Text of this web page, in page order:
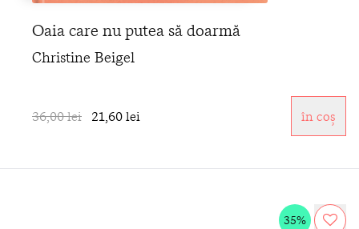
Oaia care nu putea să doarmă
Christine Beigel
36,00 lei 21,60 lei în coș
35%